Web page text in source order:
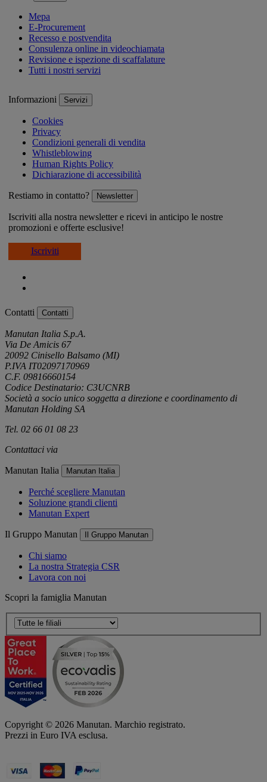
Mepa
E-Procurement
Recesso e postvendita
Consulenza online in videochiamata
Revisione e ispezione di scaffalature
Tutti i nostri servizi
Informazioni Servizi
Cookies
Privacy
Condizioni generali di vendita
Whistleblowing
Human Rights Policy
Dichiarazione di accessibilità
Restiamo in contatto? Newsletter
Iscriviti alla nostra newsletter e ricevi in anticipo le nostre
promozioni e offerte esclusive!
Iscriviti
Contatti Contatti
Manutan Italia S.p.A.
Via De Amicis 67
20092 Cinisello Balsamo (MI)
P.IVA IT02097170969
C.F. 09816660154
Codice Destinatario: C3UCNRB
Società a socio unico soggetta a direzione e coordinamento di
Manutan Holding SA
Tel. 02 66 01 08 23
Contattaci via
Manutan Italia Manutan Italia
Perché scegliere Manutan
Soluzione grandi clienti
Manutan Expert
Il Gruppo Manutan Il Gruppo Manutan
Chi siamo
La nostra Strategia CSR
Lavora con noi
Scopri la famiglia Manutan
Copyright © 2026 Manutan. Marchio registrato.
Prezzi in Euro IVA esclusa.